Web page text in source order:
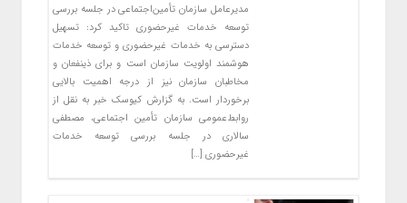
مدیرعامل سازمان تأمین‌اجتماعی در جلسه بررسی
توسعه خدمات غیرحضوری تاکید کرد: تسهیل
دسترسی به خدمات غیرحضوری و توسعه خدمات
هوشمند اولویت سازمان است و برای ذینفعان و
مخاطبان سازمان نیز از درجه اهمیت بالایی
برخوردار است. به گزارش کیوسک خبر به نقل از
روابط‌عمومی سازمان تأمین اجتماعی، مصطفی
سالاری در جلسه بررسی توسعه خدمات
غیرحضوری […]